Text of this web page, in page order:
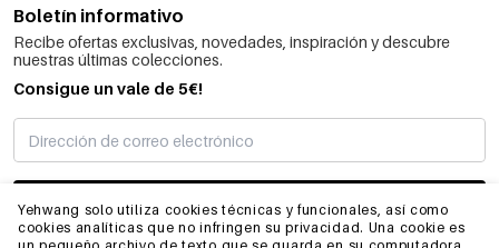
Yehwang solo utiliza cookies técnicas y funcionales, así como
cookies analíticas que no infringen su privacidad. Una cookie es
Boletín informativo
Recibe ofertas exclusivas, novedades, inspiración y descubre
nuestras últimas colecciones.
Consigue un vale de 5€!
SUSCRIBIRME